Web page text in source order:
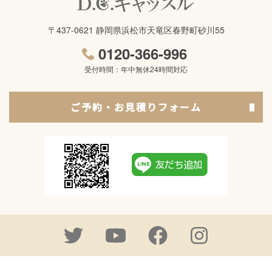
〒437-0621 静岡県浜松市天竜区春野町砂川55
0120-366-996
受付時間：年中無休24時間対応
ご予約・お見積りフォーム